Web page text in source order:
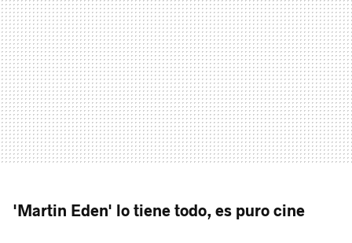
'Martin Eden' lo tiene todo, es puro cine